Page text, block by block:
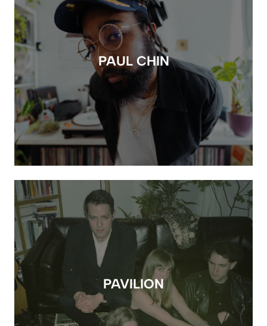
PAUL CHIN
PAVILION